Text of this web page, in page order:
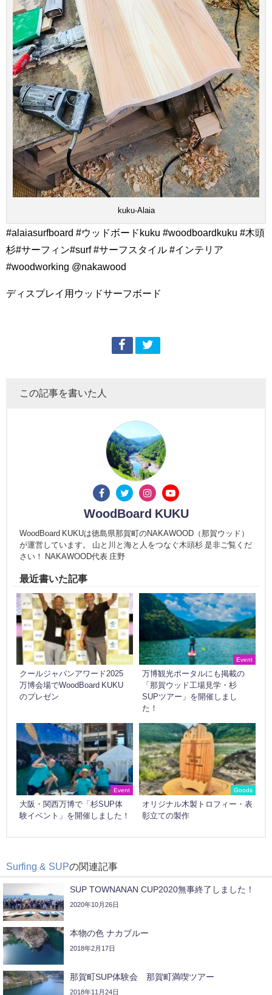
kuku-Alaia
#alaiasurfboard #ウッドボードkuku #woodboardkuku #木頭
杉#サーフィン#surf #サーフスタイル #インテリア
#woodworking @nakawood
ディスプレイ用ウッドサーフボード
この記事を書いた人
WoodBoard KUKU
WoodBoard KUKUは徳島県那賀町のNAKAWOOD（那賀ウッド）
が運営しています。 山と川と海と人をつなぐ木頭杉 是非ご覧くだ
さい！ NAKAWOOD代表 庄野
最近書いた記事
Awards
クールジャパンアワード2025
万博会場でWoodBoard KUKU
のプレゼン
Event
万博観光ポータルにも掲載の
「那賀ウッド工場見学・杉
SUPツアー」を開催しまし
た！
Event
大阪・関西万博で「杉SUP体
験イベント」を開催しました！
Goods
オリジナル木製トロフィー・表
彰立ての製作
Surfing & SUPの関連記事
SUP TOWNANAN CUP2020無事終了しました！
2020年10月26日
本物の色 ナカブルー
2018年2月17日
那賀町SUP体験会 那賀町満喫ツアー
2018年11月24日